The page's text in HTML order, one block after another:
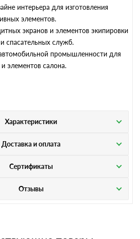
интерьера для изготовления
элементов.
экранов и элементов экипировки
спасательных служб.
промышленности для
элементов салона.
Характеристики
Доставка и оплата
Сертификаты
Отзывы